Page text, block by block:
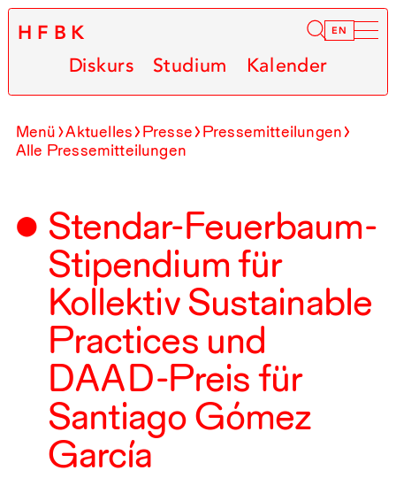
HFBK EN
Diskurs Studium Kalender
Menü Aktuelles Presse
Pressemitteilungen
Alle Pressemitteilungen
Stendar-Feuerbaum-
Stipendium für
Kollektiv Sustainable
Practices und
DAAD-Preis für
Santiago Gómez
García